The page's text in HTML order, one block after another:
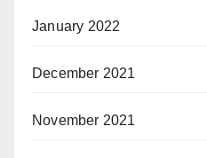
January 2022
December 2021
November 2021